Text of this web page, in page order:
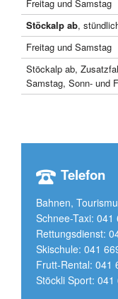
Freitag und Samstag
Stöckalp ab,
Freitag und Samstag
Stöckalp ab,
Samstag, Sonn- und
Telefon
Bahnen,
Schnee-Taxi: 041
Rettungsdienst:
Skischule: 041
Frutt-Rental: 041
Stöckli Sport: 041